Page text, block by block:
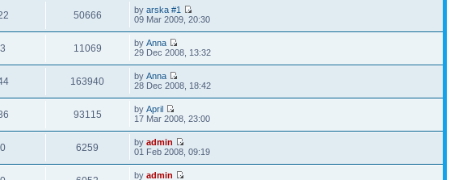
50666 byarska #1
09 Mar 2009, 20:30
3 11069 byAnna
29 Dec 2008, 13:32
163940 byAnna
28 Dec 2008, 18:42
93115 byApril
17 Mar 2008, 23:00
0 6259 byadmin
01 Feb 2008, 09:19
byadmin